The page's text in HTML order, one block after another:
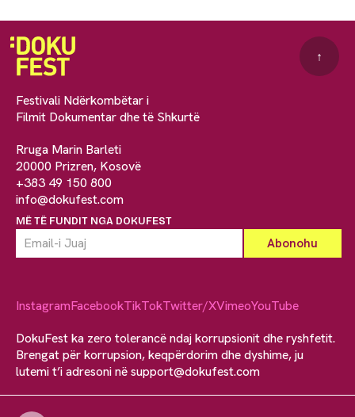
Festivali Ndërkombëtar i
Filmit Dokumentar dhe të Shkurtë
Rruga Marin Barleti
20000 Prizren, Kosovë
+383 49 150 800
info@dokufest.com
MË TË FUNDIT NGA DOKUFEST
↑
InstagramFacebookTikTokTwitter/XVimeoYouTube
DokuFest ka zero tolerancë ndaj korrupsionit dhe ryshfetit.
Brengat për korrupsion, keqpërdorim dhe dyshime, ju
lutemi t’i adresoni nësupport@dokufest.com